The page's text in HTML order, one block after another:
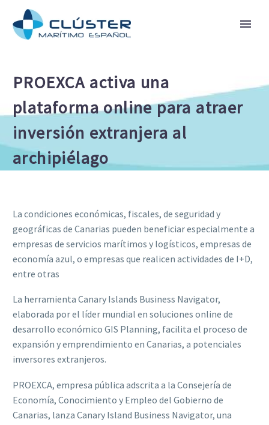
PROEXCA activa una
plataforma online para atraer
inversión extranjera al
archipiélago
La condiciones económicas, fiscales, de seguridad y
geográficas de Canarias pueden beneficiar especialmente a
empresas de servicios marítimos y logísticos, empresas de
economía azul, o empresas que realicen actividades de I+D,
entre otras
La herramienta Canary Islands Business Navigator,
elaborada por el líder mundial en soluciones online de
desarrollo económico GIS Planning, facilita el proceso de
expansión y emprendimiento en Canarias, a potenciales
inversores extranjeros.
PROEXCA, empresa pública adscrita a la Consejería de
Economía, Conocimiento y Empleo del Gobierno de
Canarias, lanza Canary Island Business Navigator, una